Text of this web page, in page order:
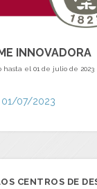
INNOVADORA
hasta el 01 de julio de 2023
CENTROS DE